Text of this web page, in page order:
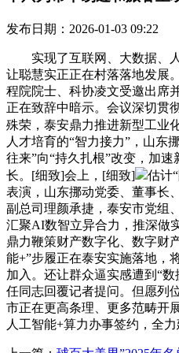
发布日期：2026-01-03 09:22
实现了互联网、大数据、人
让聪慧实正正在村落落地发展
程院院士、科协凌文受邀出席
正在致辞中暗示。会议深切贯
殊荣，泰安鼎力推进新型工业
人才培育的“智力接力”，山东
往来”向“持久扎根”改变，加
长。[细致]会上，[细致]
估计
表演，山东挪动党委、董事长
副总司理颜承捷，泰安市党组
汇聚AI数智立异合力，推深做
鼎力鞭策财产数字化、数字财
能+”步履正在泰安实施落地，
加入。还让群众逼实感遭到“
任同志回覆记者提问。但愿列
市正在更高条理、更多范畴开
人工智能+算力办事签约，全力